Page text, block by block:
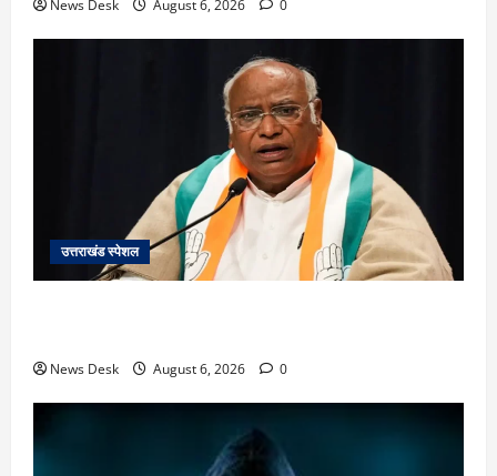
News Desk August 6, 2026 0
उत्तराखंड स्पेशल
News Desk August 6, 2026 0